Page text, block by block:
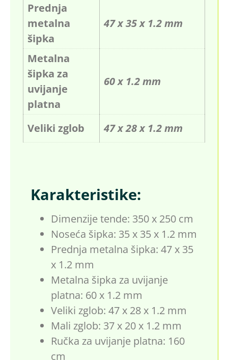
Prednja
metalna
šipka
47 x 35 x 1.2 mm
Metalna
šipka za
uvijanje
platna
60 x 1.2 mm
Veliki zglob 47 x 28 x 1.2 mm
Karakteristike:
Dimenzije tende: 350 x 250 cm
Noseća šipka: 35 x 35 x 1.2 mm
Prednja metalna šipka: 47 x 35
x 1.2 mm
Metalna šipka za uvijanje
platna: 60 x 1.2 mm
Veliki zglob: 47 x 28 x 1.2 mm
Mali zglob: 37 x 20 x 1.2 mm
Ručka za uvijanje platna: 160
cm